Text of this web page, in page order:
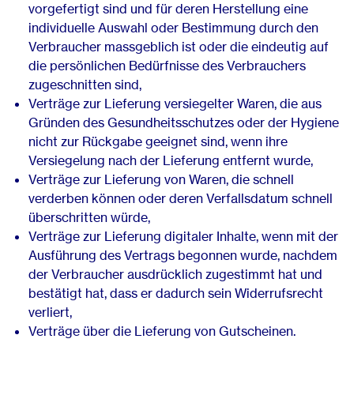
vorgefertigt sind und für deren Herstellung eine
individuelle Auswahl oder Bestimmung durch den
Verbraucher massgeblich ist oder die eindeutig auf
die persönlichen Bedürfnisse des Verbrauchers
zugeschnitten sind,
Verträge zur Lieferung versiegelter Waren, die aus
Gründen des Gesundheitsschutzes oder der Hygiene
nicht zur Rückgabe geeignet sind, wenn ihre
Versiegelung nach der Lieferung entfernt wurde,
Verträge zur Lieferung von Waren, die schnell
verderben können oder deren Verfallsdatum schnell
überschritten würde,
Verträge zur Lieferung digitaler Inhalte, wenn mit der
Ausführung des Vertrags begonnen wurde, nachdem
der Verbraucher ausdrücklich zugestimmt hat und
bestätigt hat, dass er dadurch sein Widerrufsrecht
verliert,
Verträge über die Lieferung von Gutscheinen.